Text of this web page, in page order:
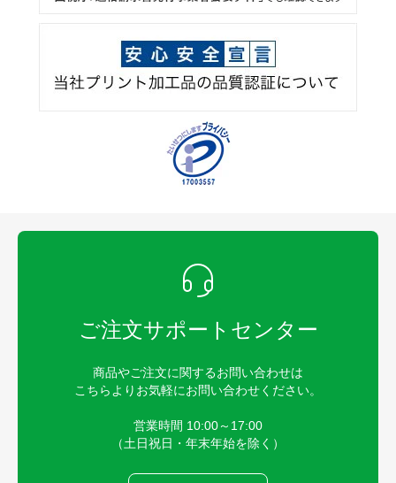
ご注文サポートセンター
商品やご注文に関するお問い合わせは
こちらよりお気軽にお問い合わせください。
営業時間 10:00～17:00
（土日祝日・年末年始を除く）